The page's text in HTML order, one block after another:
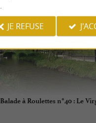
Balade à Roulettes n°40 : Le
JE REFUSE